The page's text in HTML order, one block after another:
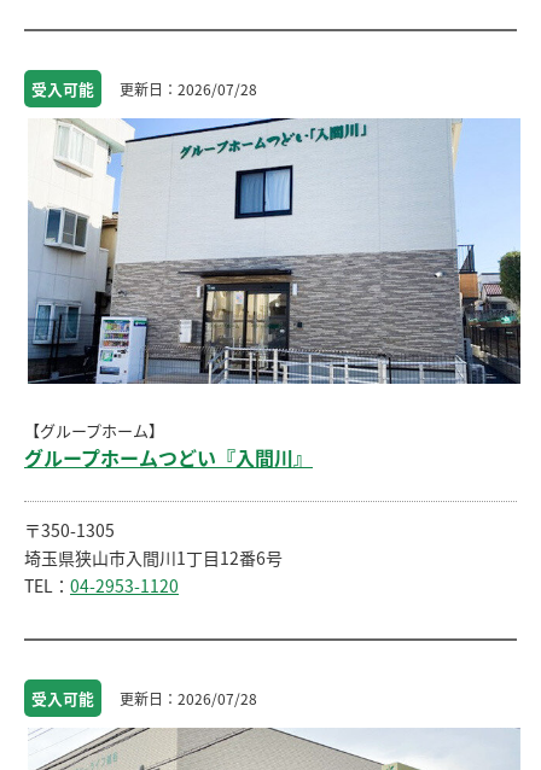
受入可能 2026/07/28
【グループホーム】
グループホームつどい『入間川』
〒350-1305
埼玉県狭山市入間川1丁目12番6号
TEL： 04-2953-1120
受入可能 2026/07/28